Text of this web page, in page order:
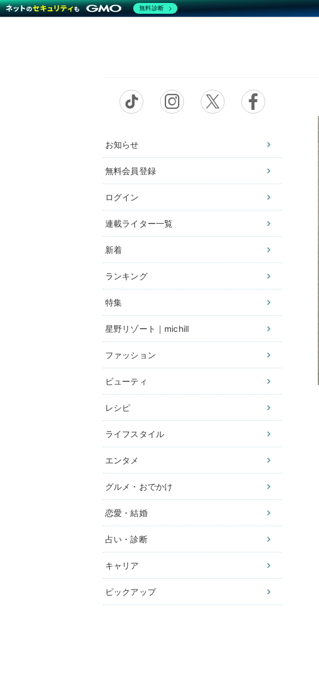
お知らせ
無料会員登録
ログイン
連載ライター一覧
新着
ランキング
特集
星野リゾート｜michill
ファッション
ビューティ
レシピ
ライフスタイル
エンタメ
グルメ・おでかけ
恋愛・結婚
占い・診断
キャリア
ピックアップ
無料診断